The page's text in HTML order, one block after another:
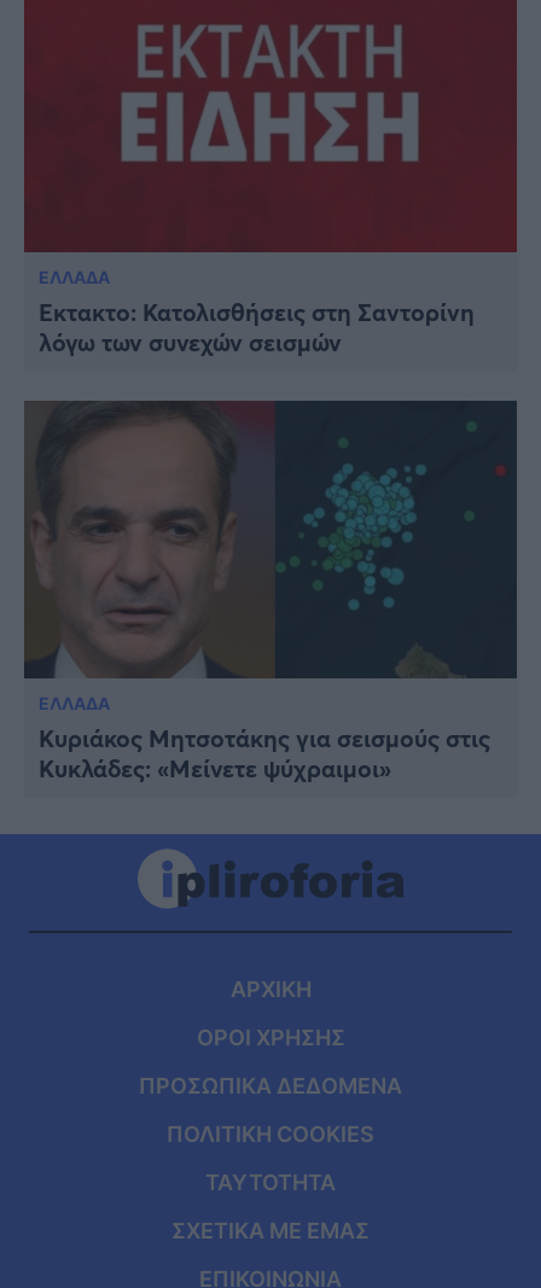
ΕΛΛΑΔΑ
Έκτακτο: Κατολισθήσεις στη Σαντορίνη
λόγω των συνεχών σεισμών
ΕΛΛΑΔΑ
Κυριάκος Μητσοτάκης για σεισμούς στις
Κυκλάδες: «Μείνετε ψύχραιμοι»
ΑΡΧΙΚΗ
ΟΡΟΙ ΧΡΗΣΗΣ
ΠΡΟΣΩΠΙΚΑ ΔΕΔΟΜΕΝΑ
ΠΟΛΙΤΙΚΗ COOKIES
ΤΑΥΤΟΤΗΤΑ
ΣΧΕΤΙΚΑ ΜΕ ΕΜΑΣ
ΕΠΙΚΟΙΝΩΝΙΑ